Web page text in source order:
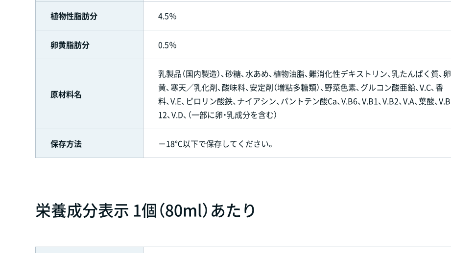
植物性脂肪分 4.5％
卵黄脂肪分 0.5％
原材料名
乳製品（国内製造）、砂糖、水あめ、植物油脂、難消化性デキストリン、乳たんぱく質、卵
黄、寒天／乳化剤、酸味料、安定剤（増粘多糖類）、野菜色素、グルコン酸亜鉛、V.C、香
料、V.E、ピロリン酸鉄、ナイアシン、パントテン酸Ca、V.B6、V.B1、V.B2、V.A、葉酸、V.B
12、V.D、（一部に卵・乳成分を含む）
保存方法 －18℃以下で保存してください。
栄養成分表示 1個（80ml）あたり